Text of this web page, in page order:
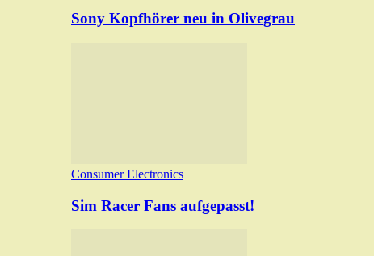
Sony Kopfhörer neu in Olivegrau
Consumer Electronics
Sim Racer Fans aufgepasst!